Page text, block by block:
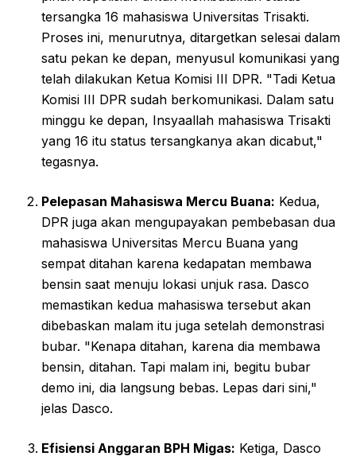
tersangka 16 mahasiswa Universitas Trisakti.
Proses ini, menurutnya, ditargetkan selesai dalam
satu pekan ke depan, menyusul komunikasi yang
telah dilakukan Ketua Komisi III DPR. "Tadi Ketua
Komisi III DPR sudah berkomunikasi. Dalam satu
minggu ke depan, Insyaallah mahasiswa Trisakti
yang 16 itu status tersangkanya akan dicabut,"
tegasnya.
Pelepasan Mahasiswa Mercu Buana: Kedua,
DPR juga akan mengupayakan pembebasan dua
mahasiswa Universitas Mercu Buana yang
sempat ditahan karena kedapatan membawa
bensin saat menuju lokasi unjuk rasa. Dasco
memastikan kedua mahasiswa tersebut akan
dibebaskan malam itu juga setelah demonstrasi
bubar. "Kenapa ditahan, karena dia membawa
bensin, ditahan. Tapi malam ini, begitu bubar
demo ini, dia langsung bebas. Lepas dari sini,"
jelas Dasco.
Efisiensi Anggaran BPH Migas: Ketiga, Dasco